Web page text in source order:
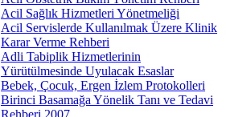
Acil Sağlık Hizmetleri Yönetmeliği
Acil Servislerde Kullanılmak Üzere Klinik
Karar Verme Rehberi
Adli Tabiplik Hizmetlerinin
Yürütülmesinde Uyulacak Esaslar
Bebek, Çocuk, Ergen İzlem Protokolleri
Birinci Basamağa Yönelik Tanı ve Tedavi
Rehberi 2007